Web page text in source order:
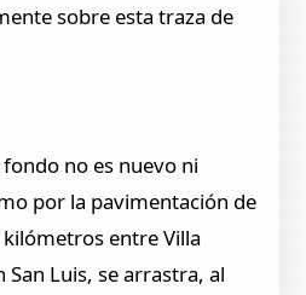
sobre esta traza de
no es nuevo ni
por la pavimentación de
entre Villa
San Luis, se arrastra, al